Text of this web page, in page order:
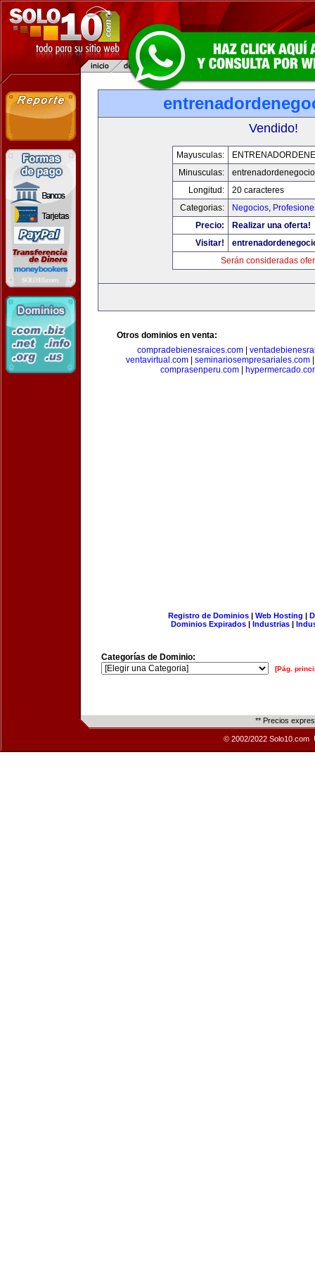
Vendido!
Mayusculas:
Minusculas:
Longitud:
20 caracteres
Categorias:
Negocios,
Precio:
Realizar una oferta!
Visitar!
Serán consideradas
Otros dominios en venta:
compradebienesraices.com
ventavirtual.com
seminariosempresariales.com
comprasenperu.com|
Registro de Dominios| Web Hosting |
Dominios Expirados | Industrias |
Categorías de Dominio:
[Pág.
** Precios
© 2002/2022 Solo10.com